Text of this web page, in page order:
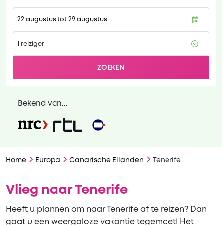
1 reiziger
ZOEKEN
Bekend van...
Home Europa Canarische Eilanden Tenerife
Vlieg naar Tenerife
Heeft u plannen om naar Tenerife af te reizen? Dan
gaat u een weergaloze vakantie tegemoet! Het